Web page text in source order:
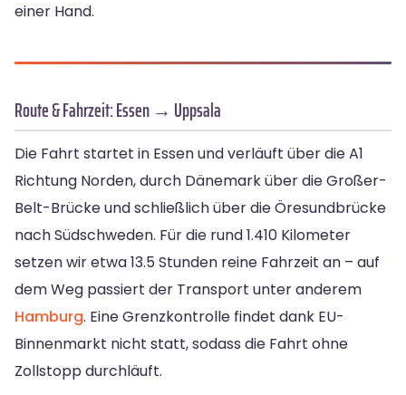
einer Hand.
Route & Fahrzeit: Essen → Uppsala
Die Fahrt startet in Essen und verläuft über die A1
Richtung Norden, durch Dänemark über die Großer-
Belt-Brücke und schließlich über die Öresundbrücke
nach Südschweden. Für die rund 1.410 Kilometer
setzen wir etwa 13.5 Stunden reine Fahrzeit an – auf
dem Weg passiert der Transport unter anderem
Hamburg. Eine Grenzkontrolle findet dank EU-
Binnenmarkt nicht statt, sodass die Fahrt ohne
Zollstopp durchläuft.